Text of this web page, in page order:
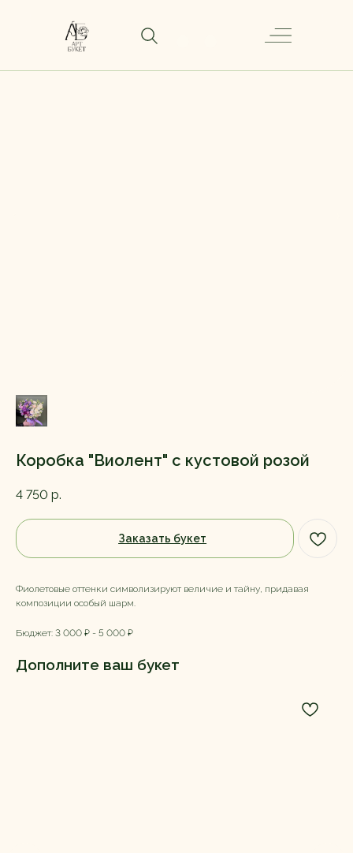
Коробка "Виолент" с кустовой розой
4 750 р.
Заказать букет
Фиолетовые оттенки символизируют величие и тайну, придавая
композиции особый шарм.
Бюджет: 3 000 ₽ - 5 000 ₽
Дополните ваш букет